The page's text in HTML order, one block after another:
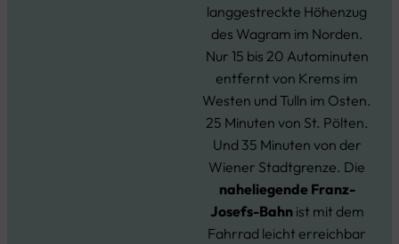
langgestreckte Höhenzug
des Wagram im Norden.
Nur 15 bis 20 Autominuten
entfernt von Krems im
Westen und Tulln im Osten.
25 Minuten von St. Pölten.
Und 35 Minuten von der
Wiener Stadtgrenze. Die
naheliegende Franz-
Josefs-Bahn ist mit dem
Fahrrad leicht erreichbar